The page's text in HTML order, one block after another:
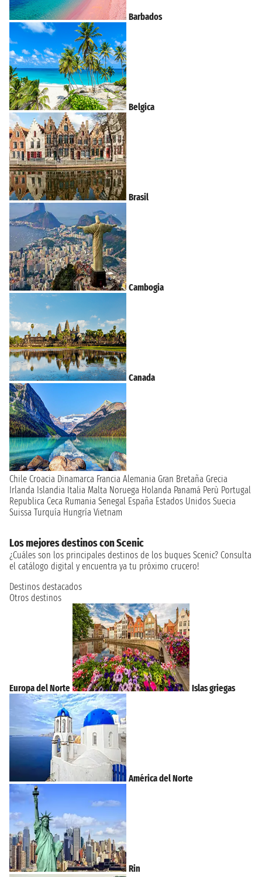
Barbados
Belgica
Brasil
Cambogia
Canada
Chile Croacia Dinamarca Francia Alemania Gran Bretaña Grecia
Irlanda Islandia Italia Malta Noruega Holanda Panamá Perù Portugal
Republica Ceca Rumania Senegal España Estados Unidos Suecia
Suissa Turquía Hungría Vietnam
Los mejores destinos con Scenic
¿Cuáles son los principales destinos de los buques Scenic? Consulta
el catálogo digital y encuentra ya tu próximo crucero!
Destinos destacados
Otros destinos
Europa del Norte Islas griegas
América del Norte
Rin